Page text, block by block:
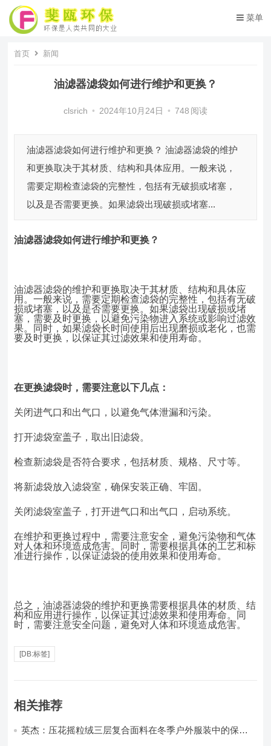
菜单
首页 新闻
油滤器滤袋如何进行维护和更换？
clsrich • 2024年10月24日 • 748 阅读
油滤器滤袋如何进行维护和更换？ 油滤器滤袋的维护
和更换取决于其材质、结构和具体应用。一般来说，
需要定期检查滤袋的完整性，包括有无破损或堵塞，
以及是否需要更换。如果滤袋出现破损或堵塞...
油滤器滤袋如何进行维护和更换？
油滤器滤袋的维护和更换取决于其材质、结构和具体应
用。一般来说，需要定期检查滤袋的完整性，包括有无破
损或堵塞，以及是否需要更换。如果滤袋出现破损或堵
塞，需要及时更换，以避免污染物进入系统或影响过滤效
果。同时，如果滤袋长时间使用后出现磨损或老化，也需
要及时更换，以保证其过滤效果和使用寿命。
在更换滤袋时，需要注意以下几点：
关闭进气口和出气口，以避免气体泄漏和污染。
打开滤袋室盖子，取出旧滤袋。
检查新滤袋是否符合要求，包括材质、规格、尺寸等。
将新滤袋放入滤袋室，确保安装正确、牢固。
关闭滤袋室盖子，打开进气口和出气口，启动系统。
在维护和更换过程中，需要注意安全，避免污染物和气体
对人体和环境造成危害。同时，需要根据具体的工艺和标
准进行操作，以保证滤袋的使用效果和使用寿命。
总之，油滤器滤袋的维护和更换需要根据具体的材质、结
构和应用进行操作，以保证其过滤效果和使用寿命。同
时，需要注意安全问题，避免对人体和环境造成危害。
[DB:标签]
相关推荐
英杰：压花摇粒绒三层复合面料在冬季户外服装中的保暖